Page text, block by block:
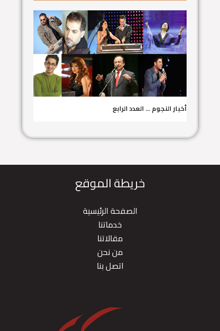
أخبار النجوم … العدد الرابع
خريطة الموقع
الصفحة الرئيسية
خدماتنا
مقالاتنا
من نحن
اتصل بنا